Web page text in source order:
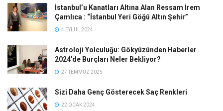
İstanbul’u Kanatları Altına Alan Ressam İrem
Çamlıca : “İstanbul Yeri Göğü Altın Şehir”
4 EYLÜL 2024
Astroloji Yolculuğu: Gökyüzünden Haberler
2024’de Burçları Neler Bekliyor?
27 TEMMUZ 2025
Sizi Daha Genç Gösterecek Saç Renkleri
22 OCAK 2024